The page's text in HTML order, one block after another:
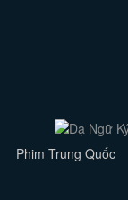
Phim Trung Quốc